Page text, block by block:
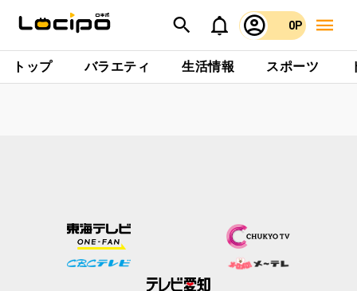
0P
トップ バラエティ 生活情報 スポーツ